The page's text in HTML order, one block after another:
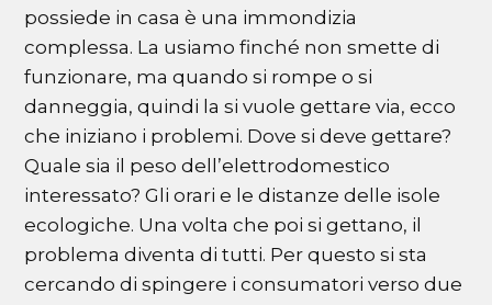
possiede in casa è una immondizia
complessa. La usiamo finché non smette di
funzionare, ma quando si rompe o si
danneggia, quindi la si vuole gettare via, ecco
che iniziano i problemi. Dove si deve gettare?
Quale sia il peso dell’elettrodomestico
interessato? Gli orari e le distanze delle isole
ecologiche. Una volta che poi si gettano, il
problema diventa di tutti. Per questo si sta
cercando di spingere i consumatori verso due